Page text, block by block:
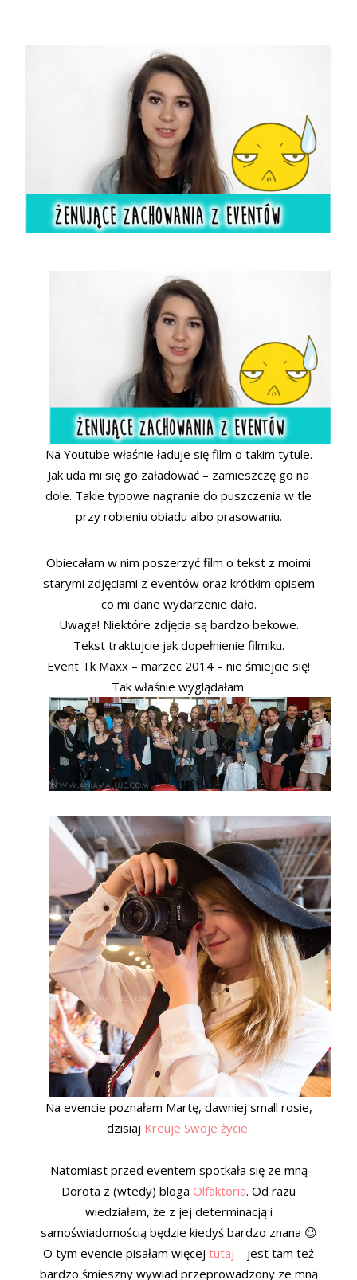
Na Youtube właśnie ładuje się film o takim tytule.
Jak uda mi się go załadować – zamieszczę go na
dole. Takie typowe nagranie do puszczenia w tle
przy robieniu obiadu albo prasowaniu.
Obiecałam w nim poszerzyć film o tekst z moimi
starymi zdjęciami z eventów oraz krótkim opisem
co mi dane wydarzenie dało.
Uwaga! Niektóre zdjęcia są bardzo bekowe.
Tekst traktujcie jak dopełnienie filmiku.
Event Tk Maxx – marzec 2014 – nie śmiejcie się!
Tak właśnie wyglądałam.
Na evencie poznałam Martę, dawniej small rosie,
dzisiaj Kreuje Swoje życie
Natomiast przed eventem spotkała się ze mną
Dorota z (wtedy) bloga Olfaktoria. Od razu
wiedziałam, że z jej determinacją i
samoświadomością będzie kiedyś bardzo znana 😉
O tym evencie pisałam więcej tutaj – jest tam też
bardzo śmieszny wywiad przeprowadzony ze mną